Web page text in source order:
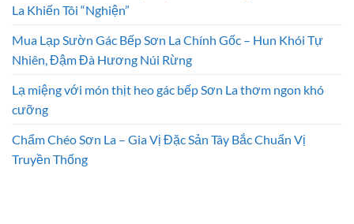
La Khiến Tôi “Nghiện”
Mua Lạp Sườn Gác Bếp Sơn La Chính Gốc – Hun Khói Tự
Nhiên, Đậm Đà Hương Núi Rừng
Lạ miệng với món thịt heo gác bếp Sơn La thơm ngon khó
cưỡng
Chẩm Chéo Sơn La – Gia Vị Đặc Sản Tây Bắc Chuẩn Vị
Truyền Thống